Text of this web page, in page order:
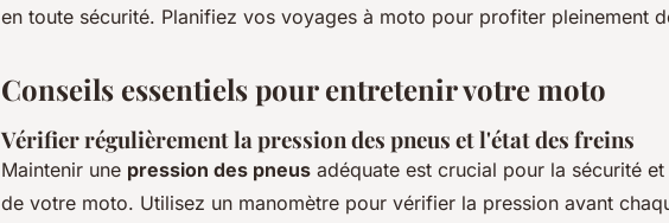
en toute sécurité. Planifiez vos voyages à moto pour profiter pleinement
Conseils essentiels pour entretenir votre moto
Vérifier régulièrement la pression des pneus et l'état des freins
Maintenir une pression des pneus adéquate est crucial pour la sécurité
de votre moto. Utilisez un manomètre pour vérifier la pression avant